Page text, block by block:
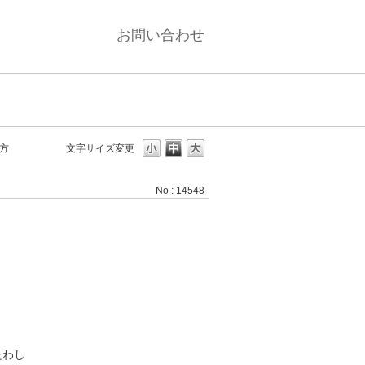
お問い合わせ
文字サイズ変更
No : 14548
し